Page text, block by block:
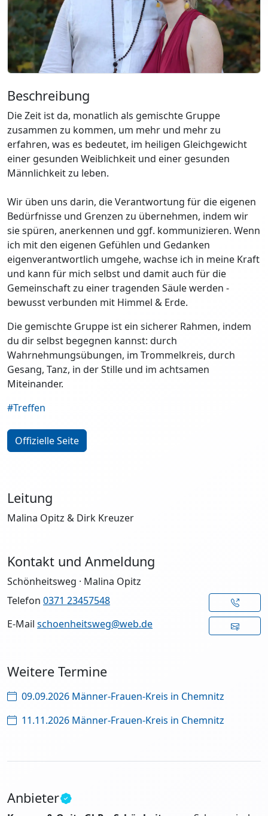
Beschreibung
Die Zeit ist da, monatlich als gemischte Gruppe
zusammen zu kommen, um mehr und mehr zu
erfahren, was es bedeutet, im heiligen Gleichgewicht
einer gesunden Weiblichkeit und einer gesunden
Männlichkeit zu leben.
Wir üben uns darin, die Verantwortung für die eigenen
Bedürfnisse und Grenzen zu übernehmen, indem wir
sie spüren, anerkennen und ggf. kommunizieren. Wenn
ich mit den eigenen Gefühlen und Gedanken
eigenverantwortlich umgehe, wachse ich in meine Kraft
und kann für mich selbst und damit auch für die
Gemeinschaft zu einer tragenden Säule werden -
bewusst verbunden mit Himmel & Erde.
Die gemischte Gruppe ist ein sicherer Rahmen, indem
du dir selbst begegnen kannst: durch
Wahrnehmungsübungen, im Trommelkreis, durch
Gesang, Tanz, in der Stille und im achtsamen
Miteinander.
#Treffen
Offizielle Seite
Leitung
Malina Opitz & Dirk Kreuzer
Kontakt und Anmeldung
Schönheitsweg · Malina Opitz
Telefon 0371 23457548
E-Mail schoenheitsweg@web.de
Weitere Termine
09.09.2026 Männer-Frauen-Kreis in Chemnitz
11.11.2026 Männer-Frauen-Kreis in Chemnitz
Anbieter